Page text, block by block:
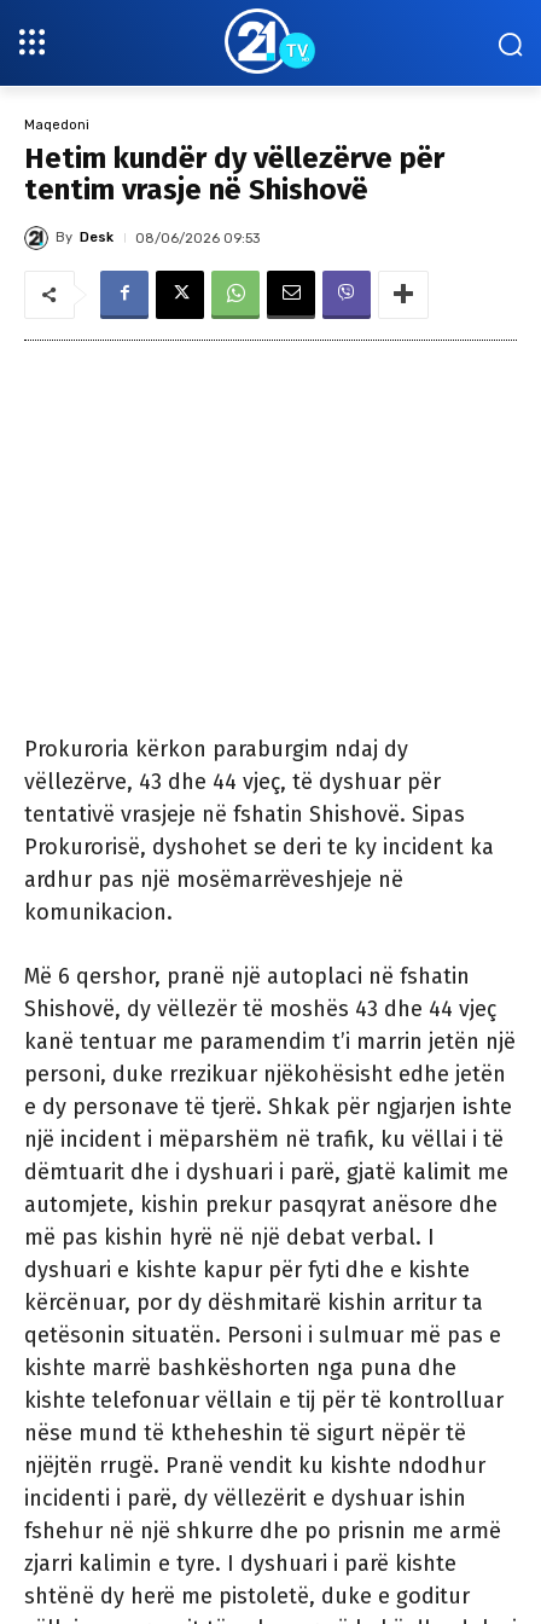
Maqedoni
Hetim kundër dy vëllezërve për
tentim vrasje në Shishovë
By Desk 08/06/2026 09:53
Prokuroria kërkon paraburgim ndaj dy
vëllezërve, 43 dhe 44 vjeç, të dyshuar për
tentativë vrasjeje në fshatin Shishovë. Sipas
Prokurorisë, dyshohet se deri te ky incident ka
ardhur pas një mosëmarrëveshjeje në
komunikacion.
Më 6 qershor, pranë një autoplaci në fshatin
Shishovë, dy vëllezër të moshës 43 dhe 44 vjeç
kanë tentuar me paramendim t’i marrin jetën një
personi, duke rrezikuar njëkohësisht edhe jetën
e dy personave të tjerë. Shkak për ngjarjen ishte
një incident i mëparshëm në trafik, ku vëllai i të
dëmtuarit dhe i dyshuari i parë, gjatë kalimit me
automjete, kishin prekur pasqyrat anësore dhe
më pas kishin hyrë në një debat verbal. I
dyshuari e kishte kapur për fyti dhe e kishte
kërcënuar, por dy dëshmitarë kishin arritur ta
qetësonin situatën. Personi i sulmuar më pas e
kishte marrë bashkëshorten nga puna dhe
kishte telefonuar vëllain e tij për të kontrolluar
nëse mund të ktheheshin të sigurt nëpër të
njëjtën rrugë. Pranë vendit ku kishte ndodhur
incidenti i parë, dy vëllezërit e dyshuar ishin
fshehur në një shkurre dhe po prisnin me armë
zjarri kalimin e tyre. I dyshuari i parë kishte
shtënë dy herë me pistoletë, duke e goditur